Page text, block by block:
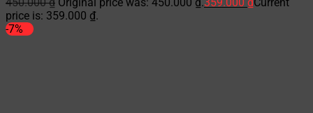
price is: 359.000 ₫.
-7%